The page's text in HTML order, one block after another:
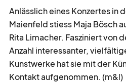
Anlässlich eines Konzertes in
Maienfeld stiess Maja Bösch
Rita Limacher. Fasziniert von
Anzahl interessanter,
Kunstwerke hat sie mit der
Kontakt aufgenommen. (m&l)